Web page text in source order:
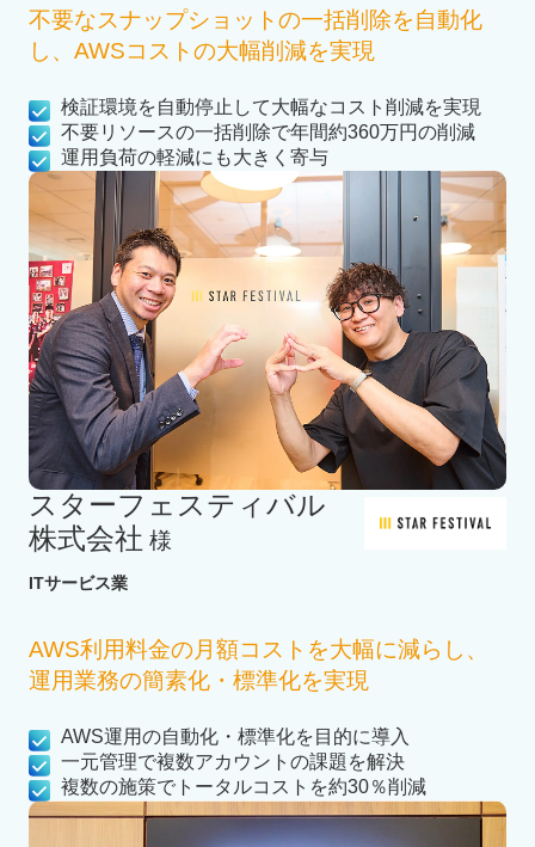
不要なスナップショットの一括削除を自動化
し、AWSコストの大幅削減を実現
検証環境を自動停止して大幅なコスト削減を実現
不要リソースの一括削除で年間約360万円の削減
運用負荷の軽減にも大きく寄与
スターフェスティバル
株式会社 様
ITサービス業
AWS利用料金の月額コストを大幅に減らし、
運用業務の簡素化・標準化を実現
AWS運用の自動化・標準化を目的に導入
一元管理で複数アカウントの課題を解決
複数の施策でトータルコストを約30％削減